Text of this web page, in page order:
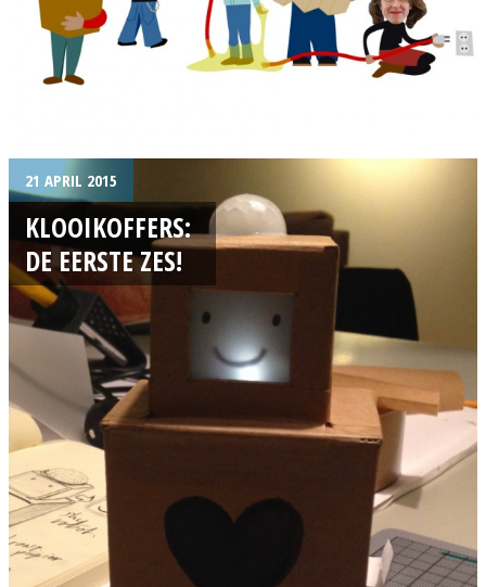
21 APRIL 2015
KLOOIKOFFERS:
DE EERSTE ZES!